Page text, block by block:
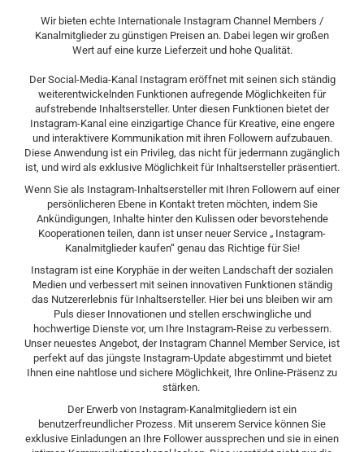
Wir bieten echte Internationale Instagram Channel Members /
Kanalmitglieder zu günstigen Preisen an. Dabei legen wir großen
Wert auf eine kurze Lieferzeit und hohe Qualität.
Der Social-Media-Kanal Instagram eröffnet mit seinen sich ständig
weiterentwickelnden Funktionen aufregende Möglichkeiten für
aufstrebende Inhaltsersteller. Unter diesen Funktionen bietet der
Instagram-Kanal eine einzigartige Chance für Kreative, eine engere
und interaktivere Kommunikation mit ihren Followern aufzubauen.
Diese Anwendung ist ein Privileg, das nicht für jedermann zugänglich
ist, und wird als exklusive Möglichkeit für Inhaltsersteller präsentiert.
Wenn Sie als Instagram-Inhaltsersteller mit Ihren Followern auf einer
persönlicheren Ebene in Kontakt treten möchten, indem Sie
Ankündigungen, Inhalte hinter den Kulissen oder bevorstehende
Kooperationen teilen, dann ist unser neuer Service „ Instagram-
Kanalmitglieder kaufen“ genau das Richtige für Sie!
Instagram ist eine Koryphäe in der weiten Landschaft der sozialen
Medien und verbessert mit seinen innovativen Funktionen ständig
das Nutzererlebnis für Inhaltsersteller. Hier bei uns bleiben wir am
Puls dieser Innovationen und stellen erschwingliche und
hochwertige Dienste vor, um Ihre Instagram-Reise zu verbessern.
Unser neuestes Angebot, der Instagram Channel Member Service, ist
perfekt auf das jüngste Instagram-Update abgestimmt und bietet
Ihnen eine nahtlose und sichere Möglichkeit, Ihre Online-Präsenz zu
stärken.
Der Erwerb von Instagram-Kanalmitgliedern ist ein
benutzerfreundlicher Prozess. Mit unserem Service können Sie
exklusive Einladungen an Ihre Follower aussprechen und sie in einen